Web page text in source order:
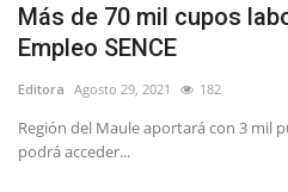
Más de 70 mil cupos
Empleo SENCE
Editora Agosto 29, 2021 182
Región del Maule aportará con 3 mil
podrá acceder...